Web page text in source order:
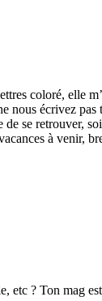
coloré, elle
nous écrivez pas
de se retrouver,
à venir,
etc ? Ton mag